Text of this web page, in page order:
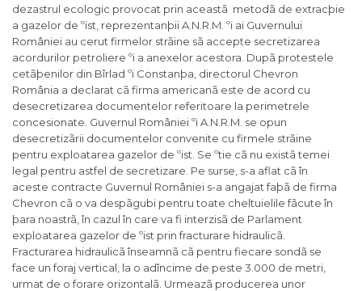
dezastrul ecologic provocat prin aceastã metodã de extracþie
a gazelor de ºist, reprezentanþii A.N.R.M. ºi ai Guvernului
României au cerut firmelor strãine sã accepte secretizarea
acordurilor petroliere ºi a anexelor acestora. Dupã protestele
cetãþenilor din Bîrlad ºi Constanþa, directorul Chevron
România a declarat cã firma americanã este de acord cu
desecretizarea documentelor referitoare la perimetrele
concesionate. Guvernul României ºi A.N.R.M. se opun
desecretizãrii documentelor convenite cu firmele strãine
pentru exploatarea gazelor de ºist. Se ºtie cã nu existã temei
legal pentru astfel de secretizare. Pe surse, s-a aflat cã în
aceste contracte Guvernul României s-a angajat faþã de firma
Chevron cã o va despãgubi pentru toate cheltuielile fãcute în
þara noastrã, în cazul în care va fi interzisã de Parlament
exploatarea gazelor de ºist prin fracturare hidraulicã.
Fracturarea hidraulicã înseamnã cã pentru fiecare sondã se
face un foraj vertical, la o adîncime de peste 3.000 de metri,
urmat de o forare orizontalã. Urmeazã producerea unor